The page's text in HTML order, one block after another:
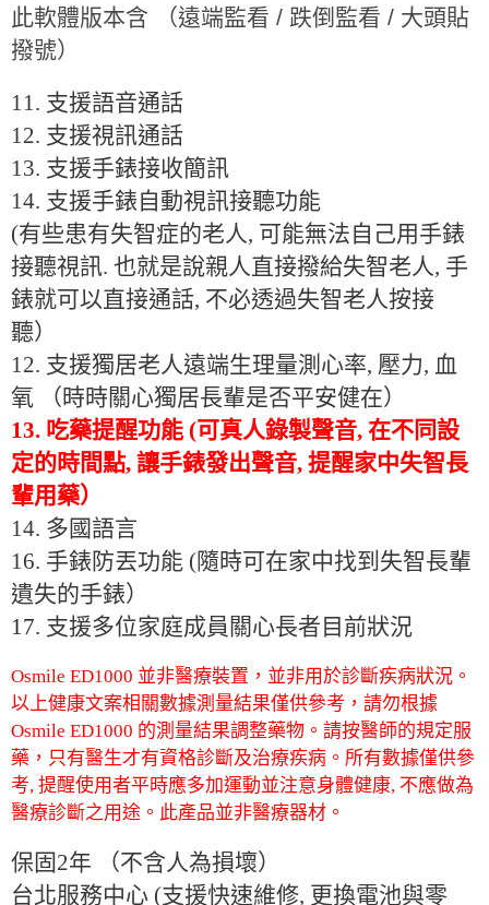
此軟體版本含 （遠端監看 / 跌倒監看 / 大頭貼
撥號）
11. 支援語音通話
12. 支援視訊通話
13. 支援手錶接收簡訊
14. 支援手錶自動視訊接聽功能
(有些患有失智症的老人, 可能無法自己用手錶
接聽視訊. 也就是說親人直接撥給失智老人, 手
錶就可以直接通話, 不必透過失智老人按接
聽）
12. 支援獨居老人遠端生理量測心率, 壓力, 血
氧 （時時關心獨居長輩是否平安健在）
13. 吃藥提醒功能 (可真人錄製聲音, 在不同設
定的時間點, 讓手錶發出聲音, 提醒家中失智長
輩用藥）
14. 多國語言
16. 手錶防丟功能 (隨時可在家中找到失智長輩
遺失的手錶）
17. 支援多位家庭成員關心長者目前狀況
Osmile ED1000 並非醫療裝置，並非用於診斷疾病狀況。
以上健康文案相關數據測量結果僅供參考，請勿根據
Osmile ED1000 的測量結果調整藥物。請按醫師的規定服
藥，只有醫生才有資格診斷及治療疾病。所有數據僅供參
考, 提醒使用者平時應多加運動並注意身體健康, 不應做為
醫療診斷之用途。此產品並非醫療器材。
保固2年 （不含人為損壞）
台北服務中心 (支援快速維修, 更換電池與零